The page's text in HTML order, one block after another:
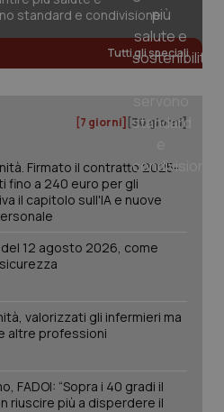
standard e condivisione
Tutti gli speciali
[7 giorni] [30 giorni]
Firmato il contratto 2025-
fino a 240 euro per gli
il capitolo sull'IA e nuove
12 agosto 2026, come
valorizzati gli infermieri ma
altre professioni
FADOI: “Sopra i 40 gradi il
riuscire più a disperdere il
CookieScript
www.quotidianosanita.it
5
www.quotidianosanita.it